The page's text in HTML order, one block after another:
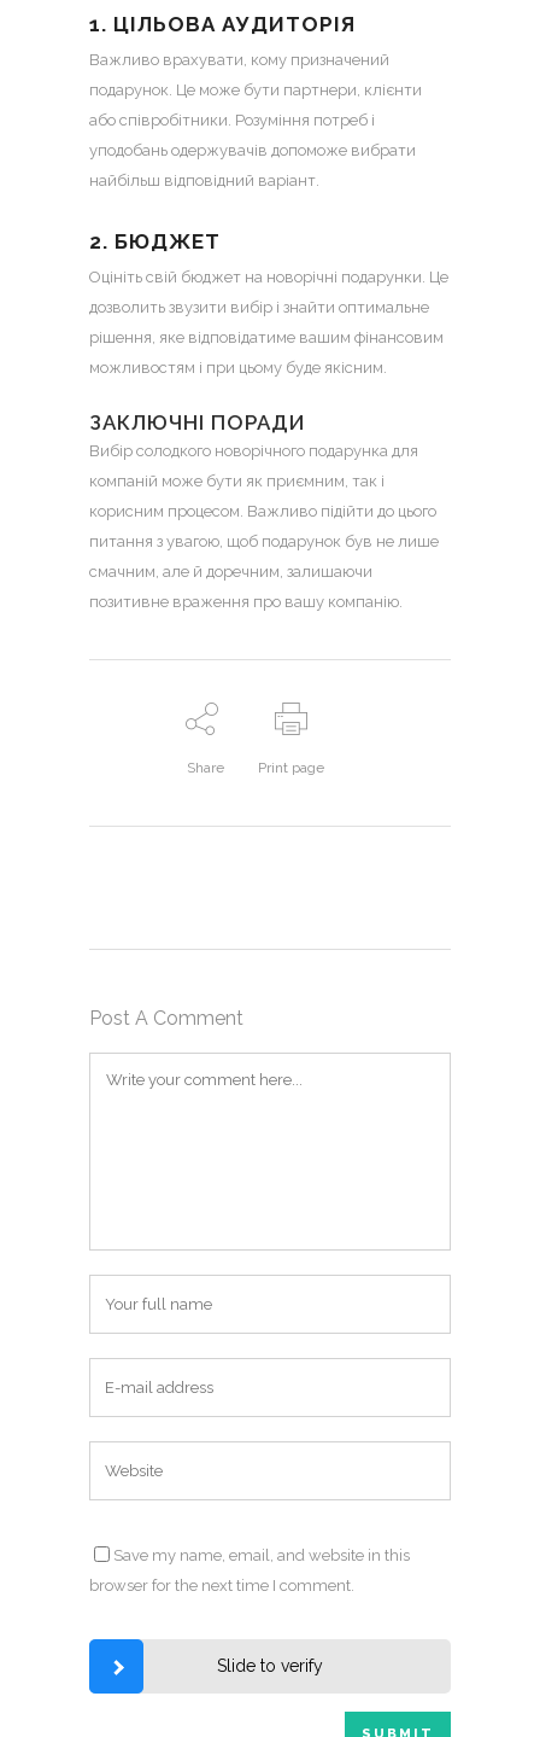
1. ЦІЛЬОВА АУДИТОРІЯ
Важливо врахувати, кому призначений
подарунок. Це може бути партнери, клієнти
або співробітники. Розуміння потреб і
уподобань одержувачів допоможе вибрати
найбільш відповідний варіант.
2. БЮДЖЕТ
Оцініть свій бюджет на новорічні подарунки. Це
дозволить звузити вибір і знайти оптимальне
рішення, яке відповідатиме вашим фінансовим
можливостям і при цьому буде якісним.
ЗАКЛЮЧНІ ПОРАДИ
Вибір солодкого новорічного подарунка для
компаній може бути як приємним, так і
корисним процесом. Важливо підійти до цього
питання з увагою, щоб подарунок був не лише
смачним, але й доречним, залишаючи
позитивне враження про вашу компанію.
Share Print page
Post A Comment
Save my name, email, and website in this
browser for the next time I comment.
Slide to verify